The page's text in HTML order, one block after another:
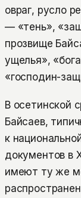
овраг, русло
— «тень»,
прозвище
ущелья»,
«господин-
В осетинской
Байсаев,
к
документов в
имеют ту же